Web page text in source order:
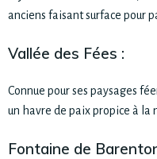
anciens faisant surface pour
Vallée des Fées :
Connue pour ses paysages
un havre de paix propice à la
Fontaine de